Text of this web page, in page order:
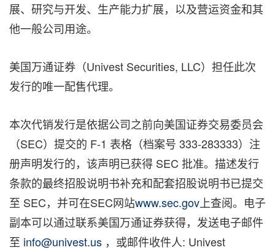
展、研究与开发、生产能力扩展，以及营运资金和其
他一般公司用途。
美国万通证券（Univest Securities, LLC）担任此次
发行的唯一配售代理。
本次代销发行是依据公司之前向美国证券交易委员会
（SEC）提交的 F-1 表格（档案号 333-283333）注
册声明发行的，该声明已获得 SEC 批准。描述发行
条款的最终招股说明书补充和配套招股说明书已提交
至 SEC，并可在SEC网站www.sec.gov 上查阅。电子
副本可以通过联系美国万通证券获得，发送电子邮件
至 info@univest.us ，或邮件收件人: Univest